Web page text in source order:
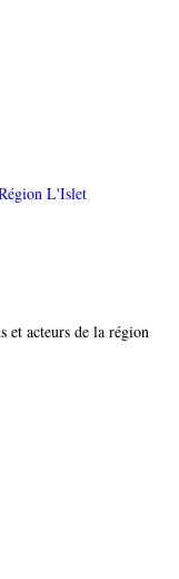
L'Islet
et acteurs de la région